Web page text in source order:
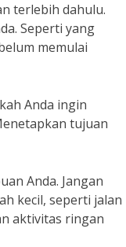
terlebih dahulu.
Seperti yang
memulai
Anda ingin
tujuan
Anda. Jangan
kecil, seperti jalan
aktivitas ringan